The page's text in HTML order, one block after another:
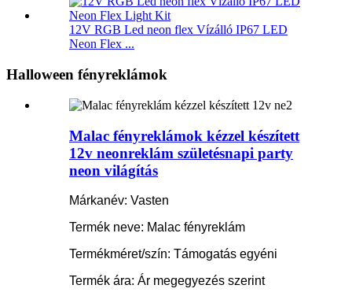
12V RGB Led neon flex Vízálló IP67 LED
Neon Flex ...
Halloween fényreklámok
Malac fényreklámok kézzel készített
12v neonreklám születésnapi party
neon világítás
Márkanév: Vasten
Termék neve: Malac fényreklám
Termékméret/szín: Támogatás egyéni
Termék ára: Ár megegyezés szerint